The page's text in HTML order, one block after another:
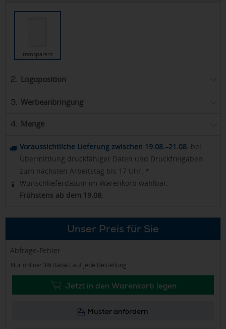
transparent
2. Logoposition
3. Werbeanbringung
4. Menge
Voraussichtliche Lieferung zwischen 19.08.–21.08. bei
Übermittlung druckfähiger Daten und Druckfreigaben
zum nächsten Arbeitstag bis 17 Uhr. *
Wunschlieferdatum im Warenkorb wählbar.
Frühstens ab dem 19.08.
Unser Preis für Sie
Abfrage-Fehler
Nur online: 3% Rabatt auf jede Bestellung
Jetzt in den Warenkorb legen
Muster anfordern